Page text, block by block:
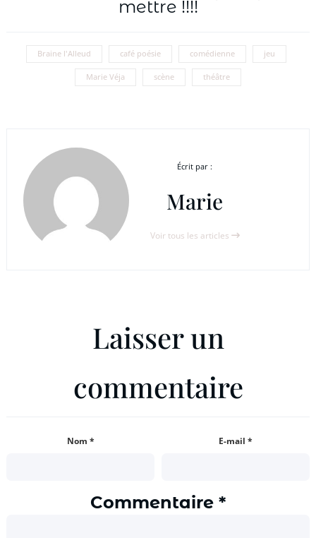
mettre !!!!
Braine l'Alleud café poésie comédienne jeu
Marie Véja scène théâtre
Écrit par :
Marie
Voir tous les articles
Laisser un
commentaire
Nom * E-mail *
Commentaire *